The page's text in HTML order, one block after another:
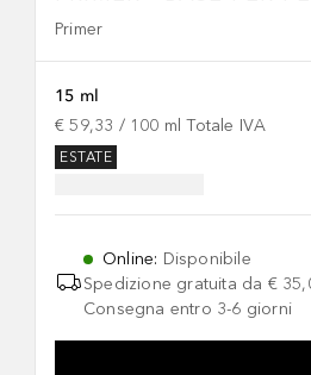
Primer
15 ml
€ 59,33 / 100 ml Totale IVA
ESTATE
Online: Disponibile
Spedizione gratuita da €
Consegna entro 3-6 giorni